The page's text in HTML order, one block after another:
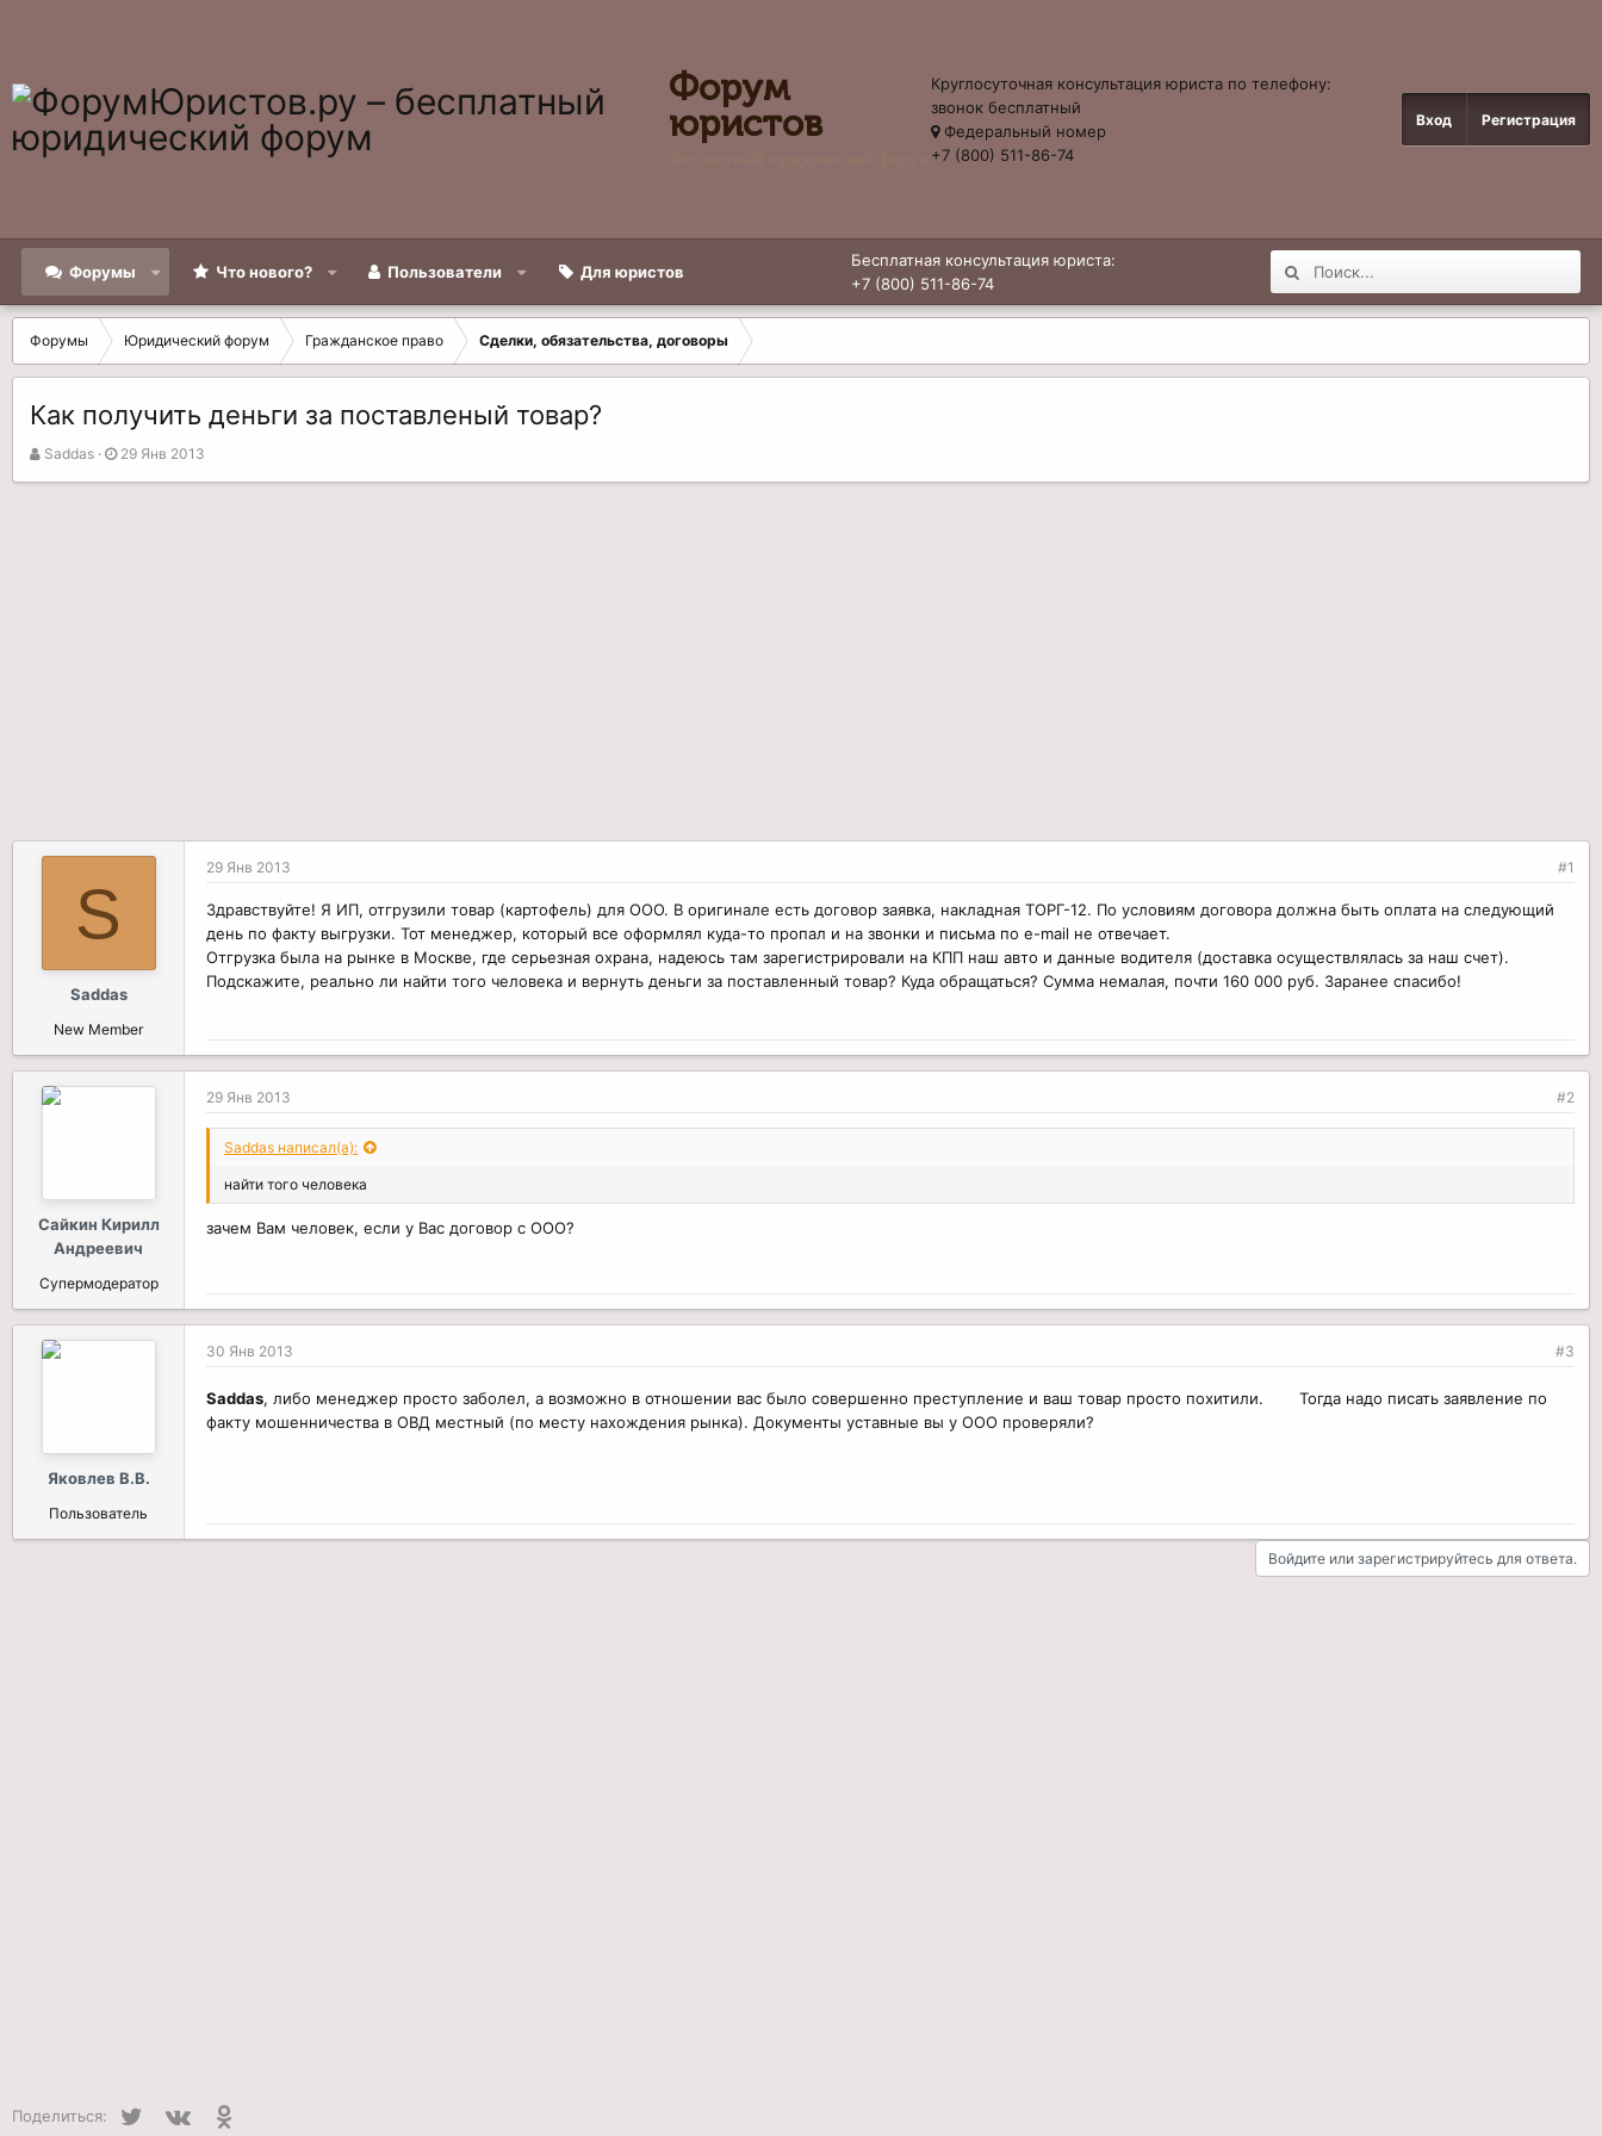
Форум
юристов
Круглосуточная консультация юриста по телефону:
звонок бесплатный
Федеральный номер
+7 (800) 511-86-74
Вход Регистрация
Форумы Что нового? Пользователи Для юристов
Бесплатная консультация юриста:
+7 (800) 511-86-74
Форумы Юридический форум Гражданское право Сделки, обязательства, договоры
Как получить деньги за поставленый товар?
А
Saddas
Д
29 Янв 2013
S
Saddas
New Member
29 Янв 2013 #1
Здравствуйте! Я ИП, отгрузили товар (картофель) для ООО. В оригинале есть договор заявка, накладная ТОРГ-12. По условиям договора должна быть оплата на следующий
день по факту выгрузки. Тот менеджер, который все оформлял куда-то пропал и на звонки и письма по e-mail не отвечает.
Отгрузка была на рынке в Москве, где серьезная охрана, надеюсь там зарегистрировали на КПП наш авто и данные водителя (доставка осуществлялась за наш счет).
Подскажите, реально ли найти того человека и вернуть деньги за поставленный товар? Куда обращаться? Сумма немалая, почти 160 000 руб. Заранее спасибо!
Сайкин Кирилл
Андреевич
Супермодератор
29 Янв 2013 #2
Saddas написал(а):
найти того человека
зачем Вам человек, если у Вас договор с ООО?
Яковлев В.В.
Пользователь
30 Янв 2013 #3
Saddas, либо менеджер просто заболел, а возможно в отношении вас было совершенно преступление и ваш товар просто похитили.
Тогда надо писать заявление по
факту мошенничества в ОВД местный (по месту нахождения рынка). Документы уставные вы у ООО проверяли?
Войдите или зарегистрируйтесь для ответа.
Поделиться: Twitter